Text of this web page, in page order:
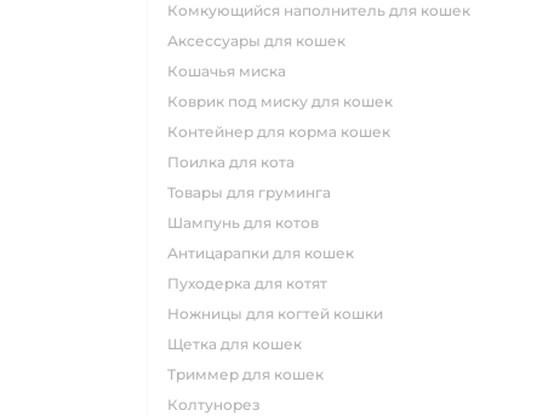
комкующийся наполнитель для кошек
аксессуары для кошек
кошачья миска
коврик под миску для кошек
контейнер для корма кошек
поилка для кота
товары для груминга
шампунь для котов
антицарапки для кошек
пуходерка для котят
ножницы для когтей кошки
щетка для кошек
триммер для кошек
колтунорез